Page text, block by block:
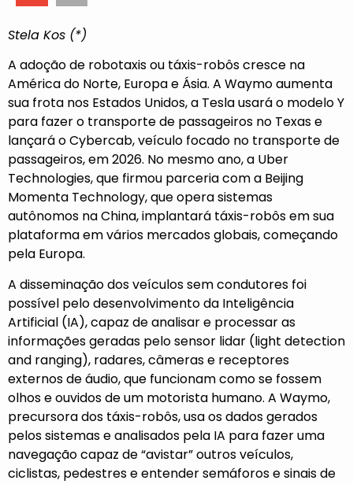
Stela Kos (*)
A adoção de robotaxis ou táxis-robôs cresce na
América do Norte, Europa e Ásia. A Waymo aumenta
sua frota nos Estados Unidos, a Tesla usará o modelo Y
para fazer o transporte de passageiros no Texas e
lançará o Cybercab, veículo focado no transporte de
passageiros, em 2026. No mesmo ano, a Uber
Technologies, que firmou parceria com a Beijing
Momenta Technology, que opera sistemas
autônomos na China, implantará táxis-robôs em sua
plataforma em vários mercados globais, começando
pela Europa.
A disseminação dos veículos sem condutores foi
possível pelo desenvolvimento da Inteligência
Artificial (IA), capaz de analisar e processar as
informações geradas pelo sensor lidar (light detection
and ranging), radares, câmeras e receptores
externos de áudio, que funcionam como se fossem
olhos e ouvidos de um motorista humano. A Waymo,
precursora dos táxis-robôs, usa os dados gerados
pelos sistemas e analisados pela IA para fazer uma
navegação capaz de “avistar” outros veículos,
ciclistas, pedestres e entender semáforos e sinais de